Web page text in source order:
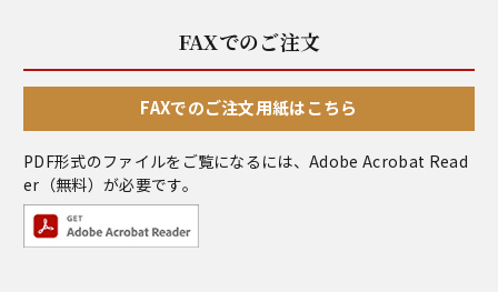
FAXでのご注文
FAXでのご注文用紙はこちら
PDF形式のファイルをご覧になるには、Adobe Acrobat Read
er （無料）が必要です。